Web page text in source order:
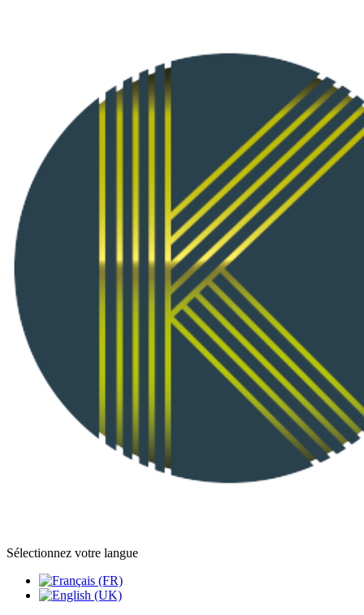
Sélectionnez votre langue